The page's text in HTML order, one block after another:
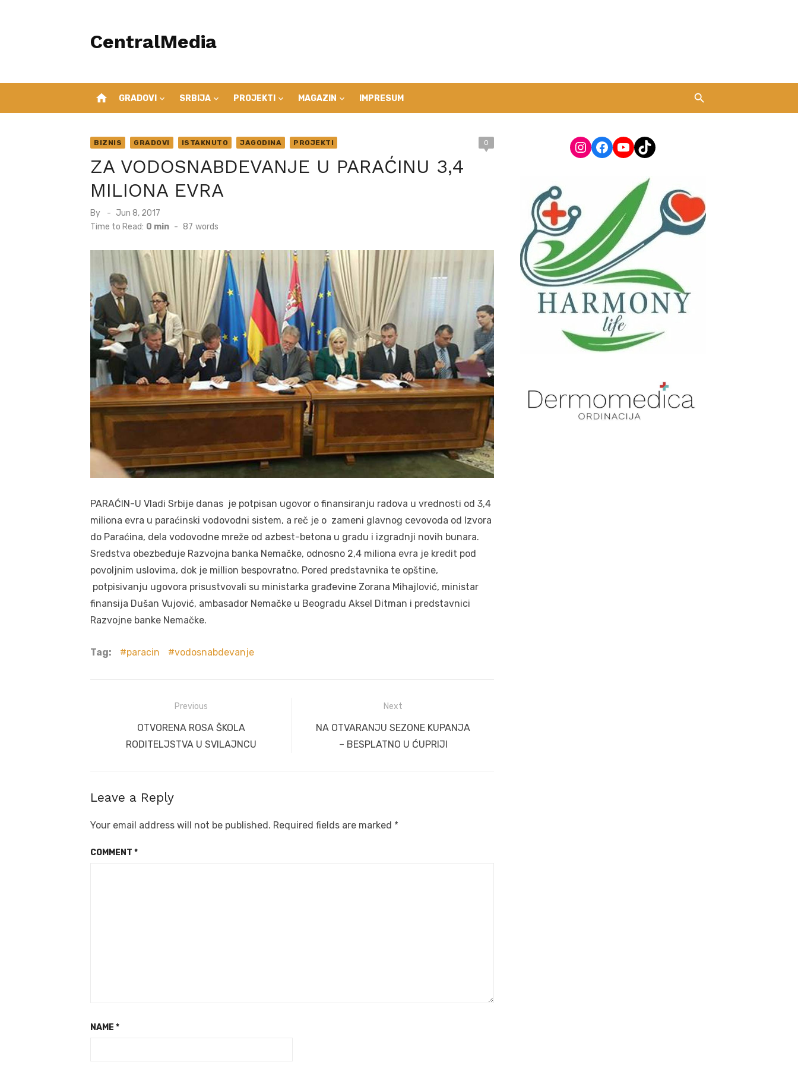
CentralMedia
home GRADOVI SRBIJA PROJEKTI MAGAZIN IMPRESUM
BIZNIS GRADOVI ISTAKNUTO JAGODINA PROJEKTI 0
ZA VODOSNABDEVANJE U PARAĆINU 3,4
MILIONA EVRA
By
Posted
on
Jun 8, 2017
Time to Read: 0 min - 87 words
PARAĆIN-U Vladi Srbije danas je potpisan ugovor o finansiranju radova u vrednosti od 3,4
miliona evra u paraćinski vodovodni sistem, a reč je o zameni glavnog cevovoda od Izvora
do Paraćina, dela vodovodne mreže od azbest-betona u gradu i izgradnji novih bunara.
Sredstva obezbeđuje Razvojna banka Nemačke, odnosno 2,4 miliona evra je kredit pod
povoljnim uslovima, dok je million bespovratno. Pored predstavnika te opštine,
potpisivanju ugovora prisustvovali su ministarka građevine Zorana Mihajlović, ministar
finansija Dušan Vujović, ambasador Nemačke u Beogradu Aksel Ditman i predstavnici
Razvojne banke Nemačke.
Tag: paracin vodosnabdevanje
navigation
Previous
Previous
post:
OTVORENA ROSA ŠKOLA
RODITELJSTVA U SVILAJNCU
Next
Next
NA OTVARANJU SEZONE KUPANJA
– BESPLATNO U ĆUPRIJI
Leave a Reply
Your email address will not be published. Required fields are marked *
COMMENT *
NAME *
Instagram
Facebook
YouTube
TikTok